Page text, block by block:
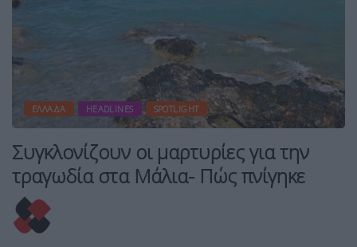
ΕΛΛΆΔΑ HEADLINES SPOTLIGHT
Συγκλονίζουν οι μαρτυρίες για την
τραγωδία στα Μάλια- Πώς πνίγηκε